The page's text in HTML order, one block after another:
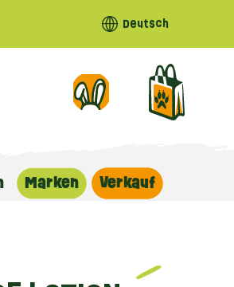
Deutsch
Marken Verkauf